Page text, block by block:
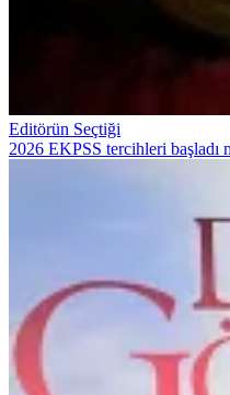
Editörün Seçtiği
2026 EKPSS tercihleri başladı